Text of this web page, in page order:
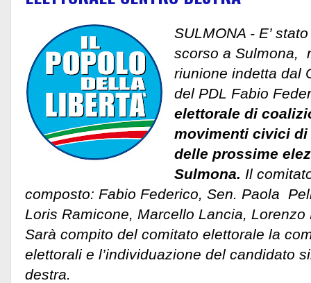
SULMONA - E’
scorso a Sulmona,
riunione indetta dal
del PDL Fabio
elettorale di
movimenti civici
delle prossime
Sulmona. Il
composto: Fabio Federico, Sen. Paola
Loris Ramicone, Marcello Lancia,
Sarà compito del comitato elettorale la
elettorali e l’individuazione del candidato
destra.